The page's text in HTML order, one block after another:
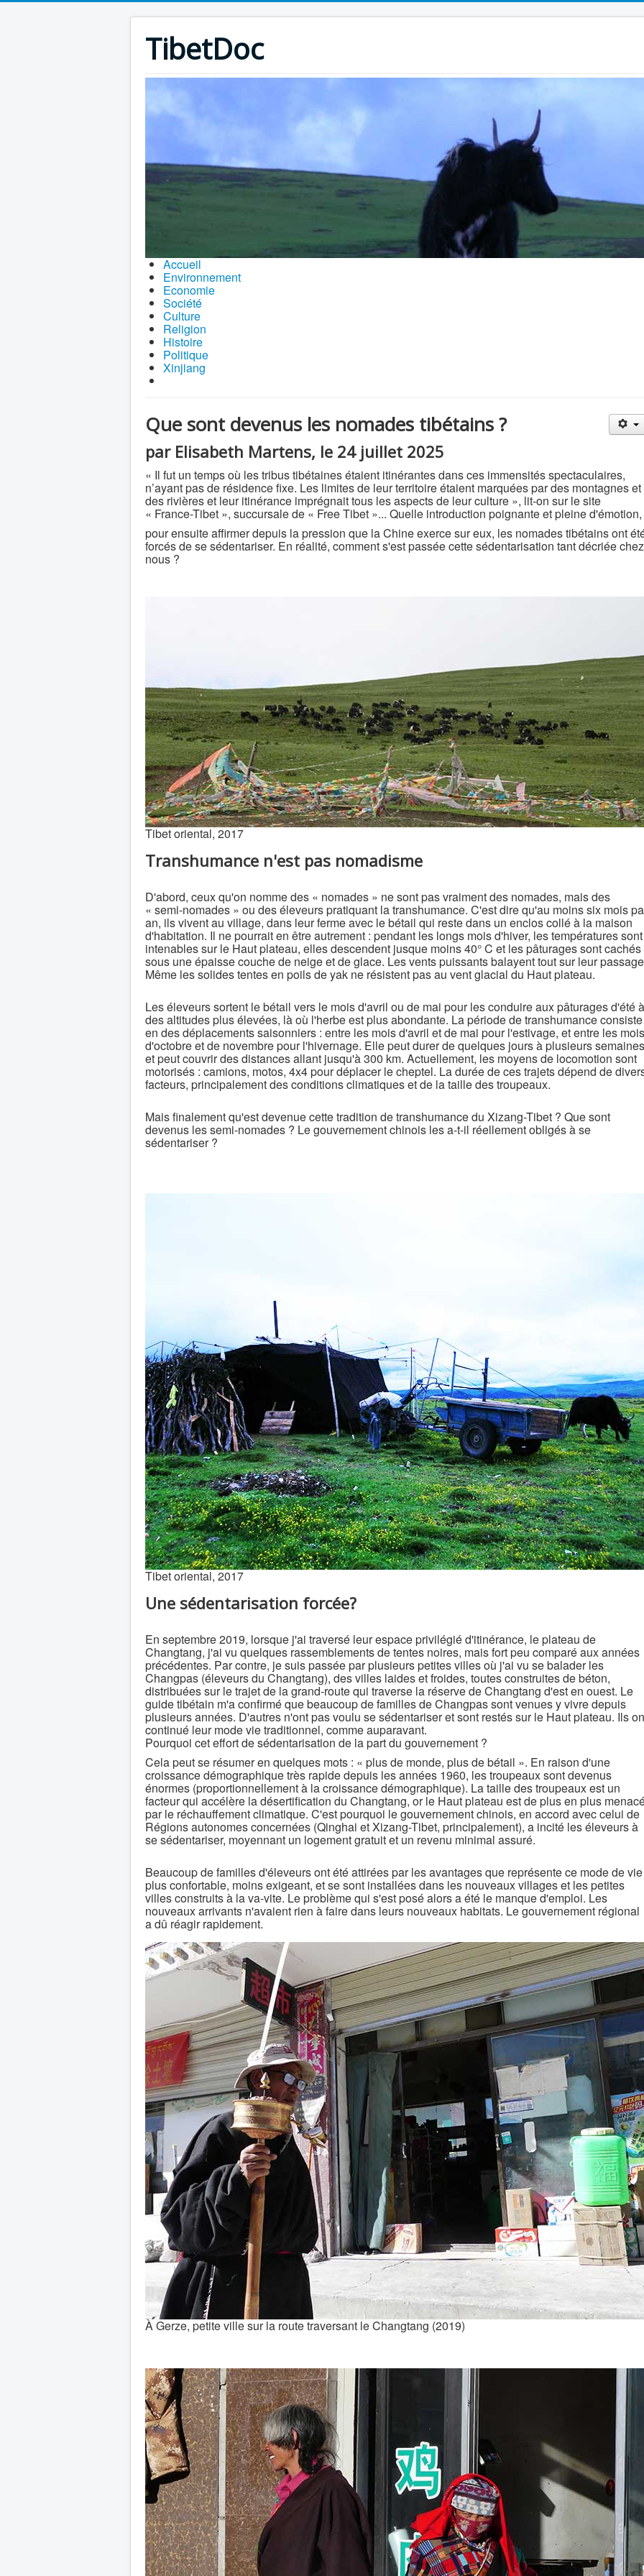
TibetDoc
Accueil
Environnement
Economie
Société
Culture
Religion
Histoire
Politique
Xinjiang
Que sont devenus les nomades tibétains ?
par Elisabeth Martens, le 24 juillet 2025
« Il fut un temps où les tribus tibétaines étaient itinérantes dans ces immensités spectaculaires,
n’ayant pas de résidence fixe. Les limites de leur territoire étaient marquées par des montagnes et
des rivières et leur itinérance imprégnait tous les aspects de leur culture », lit-on sur le site
« France-Tibet », succursale de « Free Tibet »... Quelle introduction poignante et pleine d'émotion,
pour ensuite affirmer depuis la pression que la Chine exerce sur eux, les nomades tibétains ont
forcés de se sédentariser. En réalité, comment s'est passée cette sédentarisation tant décriée chez
nous ?
Tibet oriental, 2017
Transhumance n'est pas nomadisme
D'abord, ceux qu'on nomme des « nomades » ne sont pas vraiment des nomades, mais des
« semi-nomades » ou des éleveurs pratiquant la transhumance. C'est dire qu'au moins six mois
an, ils vivent au village, dans leur ferme avec le bétail qui reste dans un enclos collé à la maison
d'habitation. Il ne pourrait en être autrement : pendant les longs mois d'hiver, les températures sont
intenables sur le Haut plateau, elles descendent jusque moins 40° C et les pâturages sont cachés
sous une épaisse couche de neige et de glace. Les vents puissants balayent tout sur leur
Même les solides tentes en poils de yak ne résistent pas au vent glacial du Haut plateau.
Les éleveurs sortent le bétail vers le mois d'avril ou de mai pour les conduire aux pâturages d'été à
des altitudes plus élevées, là où l'herbe est plus abondante. La période de transhumance consiste
en des déplacements saisonniers : entre les mois d'avril et de mai pour l'estivage, et entre les mois
d'octobre et de novembre pour l'hivernage. Elle peut durer de quelques jours à plusieurs semaines
et peut couvrir des distances allant jusqu'à 300 km. Actuellement, les moyens de locomotion sont
motorisés : camions, motos, 4x4 pour déplacer le cheptel. La durée de ces trajets dépend de
facteurs, principalement des conditions climatiques et de la taille des troupeaux.
Mais finalement qu'est devenue cette tradition de transhumance du Xizang-Tibet ? Que sont
devenus les semi-nomades ? Le gouvernement chinois les a-t-il réellement obligés à se
sédentariser ?
Tibet oriental, 2017
Une sédentarisation forcée?
En septembre 2019, lorsque j'ai traversé leur espace privilégié d'itinérance, le plateau de
Changtang, j'ai vu quelques rassemblements de tentes noires, mais fort peu comparé aux années
précédentes. Par contre, je suis passée par plusieurs petites villes où j'ai vu se balader les
Changpas (éleveurs du Changtang), des villes laides et froides, toutes construites de béton,
distribuées sur le trajet de la grand-route qui traverse la réserve de Changtang d'est en ouest. Le
guide tibétain m'a confirmé que beaucoup de familles de Changpas sont venues y vivre depuis
plusieurs années. D'autres n'ont pas voulu se sédentariser et sont restés sur le Haut plateau. Ils
continué leur mode vie traditionnel, comme auparavant.
Pourquoi cet effort de sédentarisation de la part du gouvernement ?
Cela peut se résumer en quelques mots : « plus de monde, plus de bétail ». En raison d'une
croissance démographique très rapide depuis les années 1960, les troupeaux sont devenus
énormes (proportionnellement à la croissance démographique). La taille des troupeaux est un
facteur qui accélère la désertification du Changtang, or le Haut plateau est de plus en plus
par le réchauffement climatique. C'est pourquoi le gouvernement chinois, en accord avec celui de
Régions autonomes concernées (Qinghai et Xizang-Tibet, principalement), a incité les éleveurs à
se sédentariser, moyennant un logement gratuit et un revenu minimal assuré.
Beaucoup de familles d'éleveurs ont été attirées par les avantages que représente ce mode de vie
plus confortable, moins exigeant, et se sont installées dans les nouveaux villages et les petites
villes construits à la va-vite. Le problème qui s'est posé alors a été le manque d'emploi. Les
nouveaux arrivants n'avaient rien à faire dans leurs nouveaux habitats. Le gouvernement régional
a dû réagir rapidement.
À Gerze, petite ville sur la route traversant le Changtang (2019)